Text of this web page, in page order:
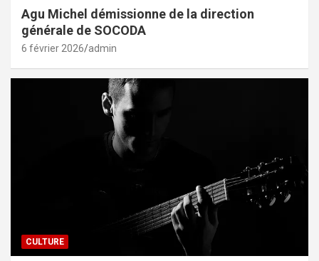
Agu Michel démissionne de la direction
générale de SOCODA
6 février 2026 admin
CULTURE